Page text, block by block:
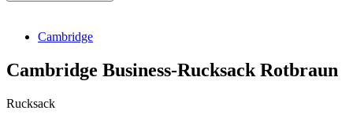
Cambridge
Cambridge Business-Rucksack Rotbraun
Rucksack